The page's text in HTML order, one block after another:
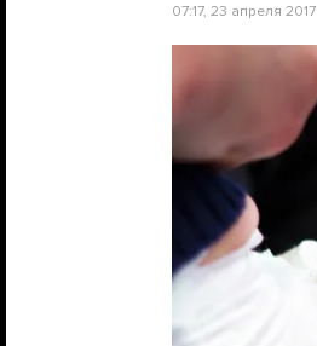
07:17, 23 апреля 2017